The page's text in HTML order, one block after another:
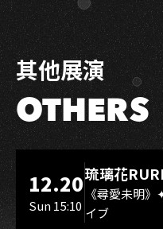
其他展演
OTHERS
LIVE WAREHOUSE 小庫
12.20
Sun 15:10
琉璃花
Rebirth、
スマイル（
《尋愛未明
イブ